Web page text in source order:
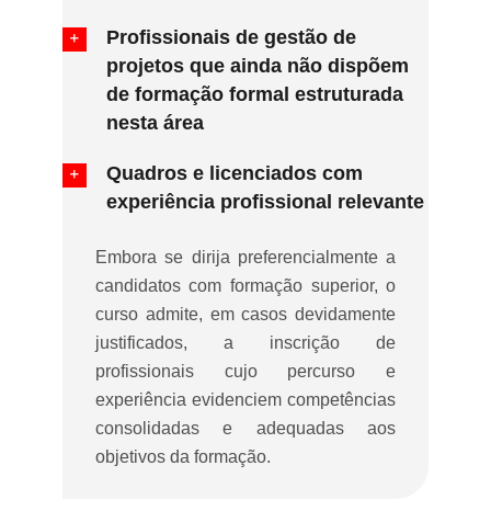
Profissionais de gestão de
projetos que ainda não dispõem
de formação formal estruturada
nesta área
Quadros e licenciados com
experiência profissional relevante
Embora se dirija preferencialmente a
candidatos com formação superior, o
curso admite, em casos devidamente
justificados, a inscrição de
profissionais cujo percurso e
experiência evidenciem competências
consolidadas e adequadas aos
objetivos da formação.